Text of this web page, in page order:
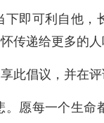
即可利自他，
传递给更多的人
此倡议，并在评
愿每一个生命